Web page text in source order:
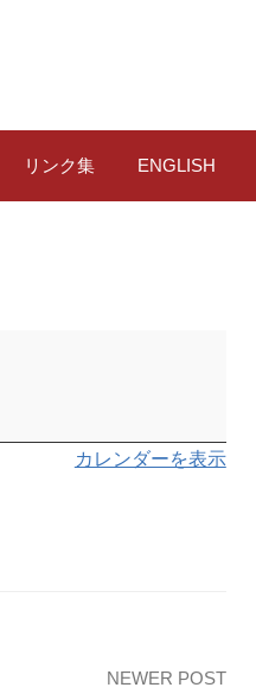
リンク集 ENGLISH
カレンダーを表示
NEWER POST